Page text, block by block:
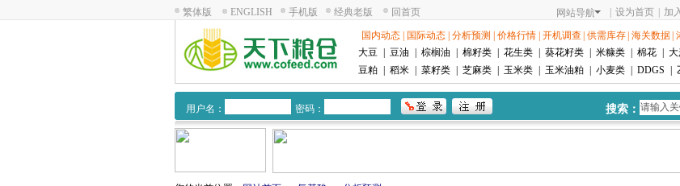
繁体版 ENGLISH 手机版 经典老版 回首页 网站导航 设为首页 加
国内动态 国际动态 分析预测 价格行情 开机调查 供需库存 海关数据
大豆
豆油 棕榈油 棉籽类 花生类 葵花籽类 米糠类 棉花
豆粕
稻米 菜籽类 芝麻类 玉米类 玉米油粕 小麦类 DDGS
用户名： 密码： 搜索：